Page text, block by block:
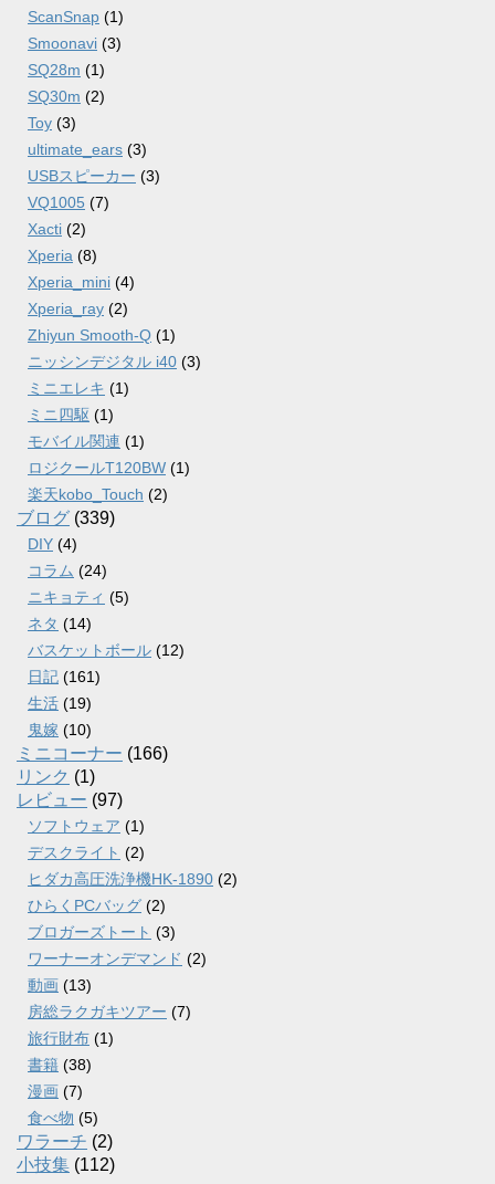
ScanSnap (1)
Smoonavi (3)
SQ28m (1)
SQ30m (2)
Toy (3)
ultimate_ears (3)
USBスピーカー (3)
VQ1005 (7)
Xacti (2)
Xperia (8)
Xperia_mini (4)
Xperia_ray (2)
Zhiyun Smooth-Q (1)
ニッシンデジタル i40 (3)
ミニエレキ (1)
ミニ四駆 (1)
モバイル関連 (1)
ロジクールT120BW (1)
楽天kobo_Touch (2)
ブログ (339)
DIY (4)
コラム (24)
ニキョティ (5)
ネタ (14)
バスケットボール (12)
日記 (161)
生活 (19)
鬼嫁 (10)
ミニコーナー (166)
リンク (1)
レビュー (97)
ソフトウェア (1)
デスクライト (2)
ヒダカ高圧洗浄機HK-1890 (2)
ひらくPCバッグ (2)
ブロガーズトート (3)
ワーナーオンデマンド (2)
動画 (13)
房総ラクガキツアー (7)
旅行財布 (1)
書籍 (38)
漫画 (7)
食べ物 (5)
ワラーチ (2)
小技集 (112)